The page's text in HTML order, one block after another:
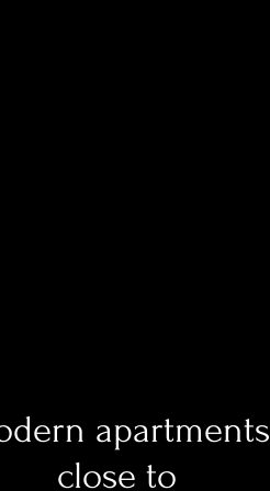
apartments
close to